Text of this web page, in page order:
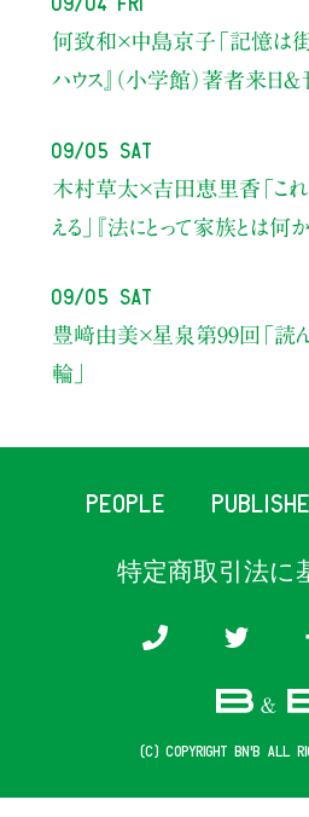
何致和×中島京子 「記憶は
ハウス』（小学館）著者来日
09/05 Sat
木村草太×吉田恵里香 「
える」
『法にとって家族とは何
09/05 Sat
豊﨑由美×星泉 第99回「読ん
輪」
PEOPLE
特定商取引法に
(c) COPYRIGHT B&B ALL